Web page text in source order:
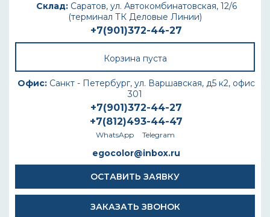
Склад:Саратов, ул. Автокомбинатовская, 12/6
(терминал ТК Деловые Линии)
+7(901)372-44-27
Корзина пуста
Офис: Санкт - Петербург, ул. Варшавская, д5 к2, офис
301
+7(901)372-44-27
+7(812)493-44-47
WhatsApp Telegram
egocolor@inbox.ru
ОСТАВИТЬ ЗАЯВКУ
ЗАКАЗАТЬ ЗВОНОК